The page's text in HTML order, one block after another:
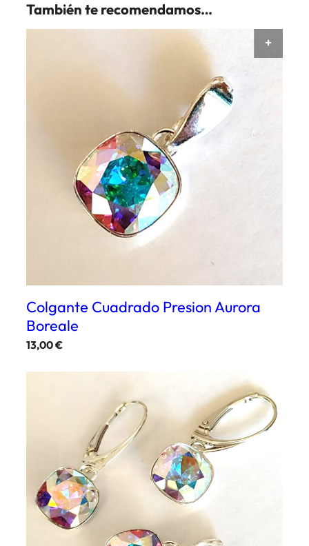
También te recomendamos…
Colgante Cuadrado Presion Aurora
Boreale
13,00€